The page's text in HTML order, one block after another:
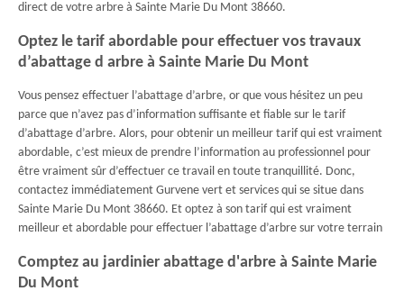
direct de votre arbre à Sainte Marie Du Mont 38660.
Optez le tarif abordable pour effectuer vos travaux
d’abattage d arbre à Sainte Marie Du Mont
Vous pensez effectuer l’abattage d’arbre, or que vous hésitez un peu
parce que n’avez pas d’information suffisante et fiable sur le tarif
d’abattage d’arbre. Alors, pour obtenir un meilleur tarif qui est vraiment
abordable, c’est mieux de prendre l’information au professionnel pour
être vraiment sûr d’effectuer ce travail en toute tranquillité. Donc,
contactez immédiatement Gurvene vert et services qui se situe dans
Sainte Marie Du Mont 38660. Et optez à son tarif qui est vraiment
meilleur et abordable pour effectuer l’abattage d’arbre sur votre terrain
Comptez au jardinier abattage d'arbre à Sainte Marie
Du Mont